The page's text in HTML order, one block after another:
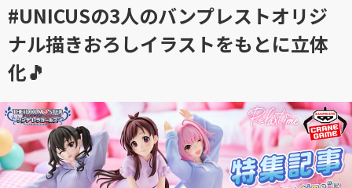
#UNICUSの3人のバンプレストオリジ
ナル描きおろしイラストをもとに立体
化🎵